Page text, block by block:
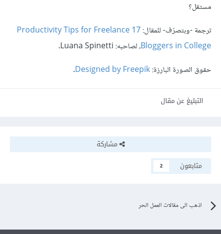
مستقل؟
ترجمة -وبتصرّف- للمقال:
17 Productivity Tips for Freelance
Bloggers in College، لصاحبه: Luana Spinetti.
حقوق الصورة البارزة:Designed by Freepik
.
التبليغ عن مقال
مشاركة
متابعون
2
اذهب الى مقالات العمل الحر